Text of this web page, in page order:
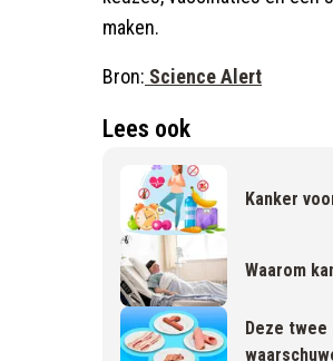
maken.
Bron: Science Alert
Lees ook
Kanker
Waarom
Deze